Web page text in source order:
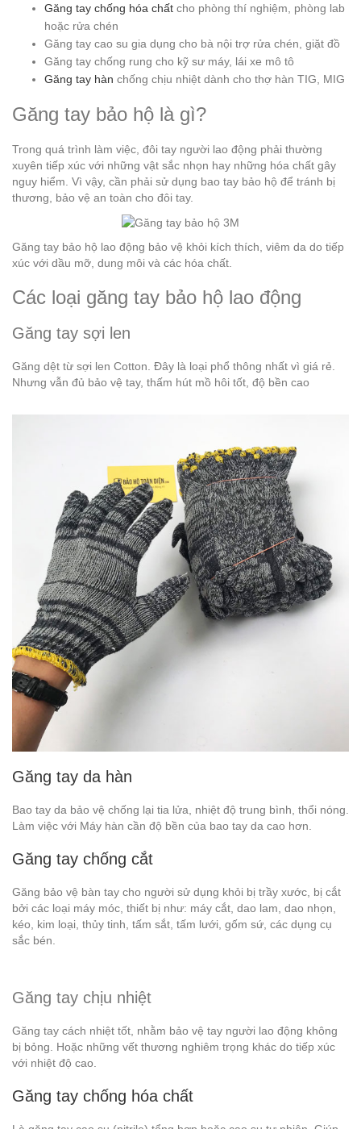
Găng tay chống hóa chất cho phòng thí nghiệm, phòng lab
hoặc rửa chén
Găng tay cao su gia dụng cho bà nội trợ rửa chén, giặt đồ
Găng tay chống rung cho kỹ sư máy, lái xe mô tô
Găng tay hàn chống chịu nhiệt dành cho thợ hàn TIG, MIG
Găng tay bảo hộ là gì?
Trong quá trình làm việc, đôi tay người lao động phải thường
xuyên tiếp xúc với những vật sắc nhọn hay những hóa chất gây
nguy hiểm. Vì vậy, cần phải sử dụng bao tay bảo hộ để tránh bị
thương, bảo vệ an toàn cho đôi tay.
Găng tay bảo hộ lao động bảo vệ khỏi kích thích, viêm da do tiếp
xúc với dầu mỡ, dung môi và các hóa chất.
Các loại găng tay bảo hộ lao động
Găng tay sợi len
Găng dệt từ sợi len Cotton. Đây là loại phổ thông nhất vì giá rẻ.
Nhưng vẫn đủ bảo vệ tay, thấm hút mồ hôi tốt, độ bền cao
Găng tay da hàn
Bao tay da bảo vệ chống lại tia lửa, nhiệt độ trung bình, thổi nóng.
Làm việc với Máy hàn cần độ bền của bao tay da cao hơn.
Găng tay chống cắt
Găng bảo vệ bàn tay cho người sử dụng khỏi bị trầy xước, bị cắt
bởi các loại máy móc, thiết bị như: máy cắt, dao lam, dao nhọn,
kéo, kim loại, thủy tinh, tấm sắt, tấm lưới, gốm sứ, các dụng cụ
sắc bén.
Găng tay chịu nhiệt
Găng tay cách nhiệt tốt, nhằm bảo vệ tay người lao động không
bị bỏng. Hoặc những vết thương nghiêm trọng khác do tiếp xúc
với nhiệt độ cao.
Găng tay chống hóa chất